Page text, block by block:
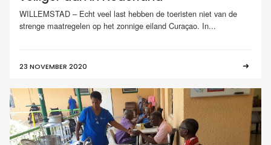
WILLEMSTAD – Echt veel last hebben de toeristen niet van de
strenge maatregelen op het zonnige eiland Curaçao. In...
23 NOVEMBER 2020